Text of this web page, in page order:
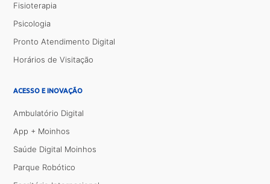
Fisioterapia
Psicologia
Pronto Atendimento Digital
Horários de Visitação
ACESSO E INOVAÇÃO
Ambulatório Digital
App + Moinhos
Saúde Digital Moinhos
Parque Robótico